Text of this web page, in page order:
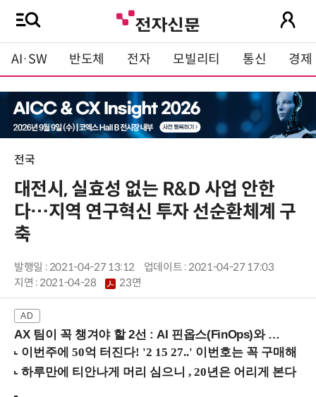
AI·SW 반도체 전자 모빌리티 통신 경제
전국
대전시, 실효성 없는 R&D 사업 안한
다…지역 연구혁신 투자 선순환체계 구
축
발행일 : 2021-04-27 13:12
업데이트 : 2021-04-27 17:03
지면 :2021-04-28 23면
AX 팀이 꼭 챙겨야 할 2선 : AI 핀옵스(FinOps)와 토큰 거버넌스 (8/21 잠실역)